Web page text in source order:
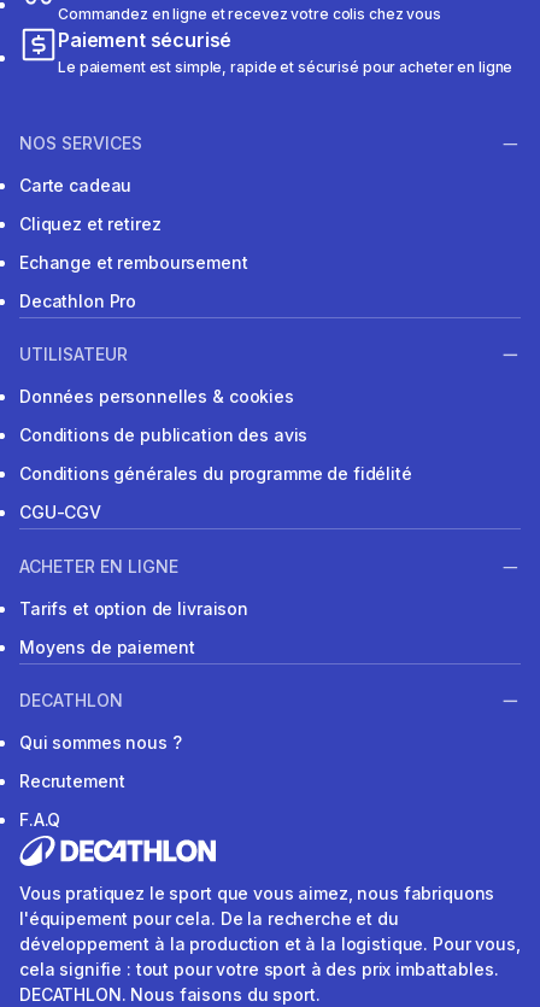
Commandez en ligne et recevez votre colis chez vous
Paiement sécurisé
Le paiement est simple, rapide et sécurisé pour acheter en ligne
NOS SERVICES
Carte cadeau
Cliquez et retirez
Echange et remboursement
Decathlon Pro
UTILISATEUR
Données personnelles & cookies
Conditions de publication des avis
Conditions générales du programme de fidélité
CGU-CGV
ACHETER EN LIGNE
Tarifs et option de livraison
Moyens de paiement
DECATHLON
Qui sommes nous ?
Recrutement
F.A.Q
Vous pratiquez le sport que vous aimez, nous fabriquons
l'équipement pour cela. De la recherche et du
développement à la production et à la logistique. Pour vous,
cela signifie : tout pour votre sport à des prix imbattables.
DECATHLON. Nous faisons du sport.